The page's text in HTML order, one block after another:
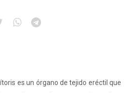
es un órgano de tejido eréctil que